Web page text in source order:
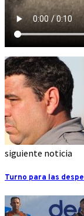
siguiente noticia
Turno para las